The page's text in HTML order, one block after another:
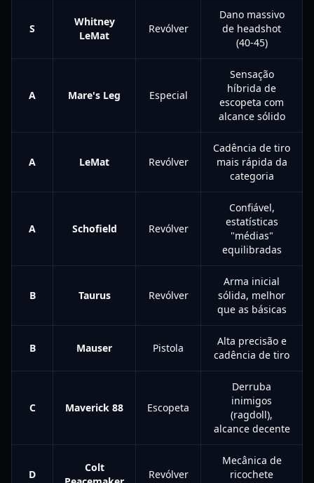
S
Whitney
LeMat
Revólver
Dano massivo
de headshot
(40-45)
A Mare's Leg Especial
Sensação
híbrida de
escopeta com
alcance sólido
A LeMat Revólver
Cadência de tiro
mais rápida da
categoria
A Schofield Revólver
Confiável,
estatísticas
"médias"
equilibradas
B Taurus Revólver
Arma inicial
sólida, melhor
que as básicas
B Mauser Pistola
Alta precisão e
cadência de tiro
C Maverick 88 Escopeta
Derruba
inimigos
(ragdoll),
alcance decente
D
Colt
Revólver
Mecânica de
ricochete